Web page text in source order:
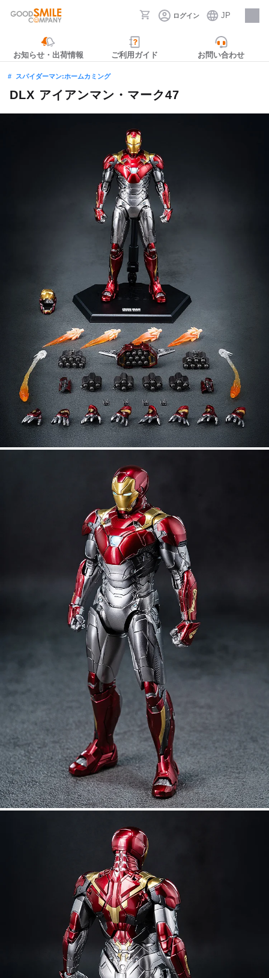
ログイン JP
採用情報
お知らせ・出荷情報 ご利用ガイド お問い合わせ
スパイダーマン:ホームカミング
DLX アイアンマン・マーク47